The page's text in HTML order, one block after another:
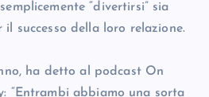
“divertirsi” sia
successo della loro relazione.
ha detto al podcast On
“Entrambi abbiamo una sorta